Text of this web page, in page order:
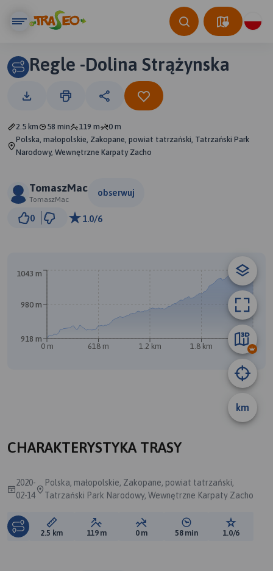
Regle -Dolina Strążynska
2.5 km 58 min 119 m
0 m
Polska, małopolskie, Zakopane, powiat tatrzański, Tatrzański Park
Narodowy, Wewnętrzne Karpaty Zacho
TomaszMac
TomaszMac
obserwuj
0 1.0/6
km
0 m 618 m 1.2 km 1.8 km 2.4 km
918 m
980 m
1043 m
CHARAKTERYSTYKA TRASY
2020-
02-14
Polska, małopolskie, Zakopane, powiat tatrzański,
Tatrzański Park Narodowy, Wewnętrzne Karpaty Zacho
Długość trasy:
2.5 km Suma przewyższeń:
119 m Suma spadków:
0 m Średni czas potrzebny
58 min Ocena
1.0/6